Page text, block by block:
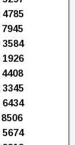
4785
7945
3584
1926
4408
3345
6434
5674